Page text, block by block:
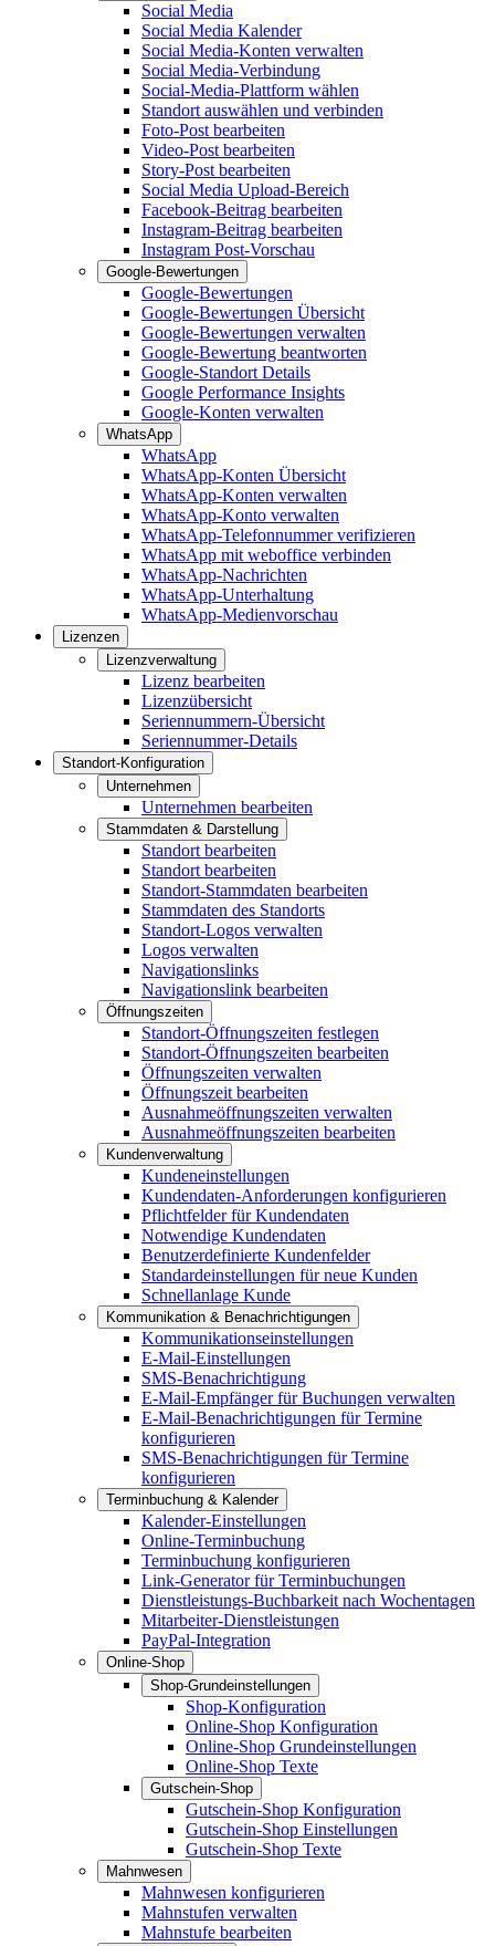
Social Media
Social Media Kalender
Social Media-Konten verwalten
Social Media-Verbindung
Social-Media-Plattform wählen
Standort auswählen und verbinden
Foto-Post bearbeiten
Video-Post bearbeiten
Story-Post bearbeiten
Social Media Upload-Bereich
Facebook-Beitrag bearbeiten
Instagram-Beitrag bearbeiten
Instagram Post-Vorschau
Google-Bewertungen
Google-Bewertungen
Google-Bewertungen Übersicht
Google-Bewertungen verwalten
Google-Bewertung beantworten
Google-Standort Details
Google Performance Insights
Google-Konten verwalten
WhatsApp
WhatsApp
WhatsApp-Konten Übersicht
WhatsApp-Konten verwalten
WhatsApp-Konto verwalten
WhatsApp-Telefonnummer verifizieren
WhatsApp mit weboffice verbinden
WhatsApp-Nachrichten
WhatsApp-Unterhaltung
WhatsApp-Medienvorschau
Lizenzen
Lizenzverwaltung
Lizenz bearbeiten
Lizenzübersicht
Seriennummern-Übersicht
Seriennummer-Details
Standort-Konfiguration
Unternehmen
Unternehmen bearbeiten
Stammdaten & Darstellung
Standort bearbeiten
Standort bearbeiten
Standort-Stammdaten bearbeiten
Stammdaten des Standorts
Standort-Logos verwalten
Logos verwalten
Navigationslinks
Navigationslink bearbeiten
Öffnungszeiten
Standort-Öffnungszeiten festlegen
Standort-Öffnungszeiten bearbeiten
Öffnungszeiten verwalten
Öffnungszeit bearbeiten
Ausnahmeöffnungszeiten verwalten
Ausnahmeöffnungszeiten bearbeiten
Kundenverwaltung
Kundeneinstellungen
Kundendaten-Anforderungen konfigurieren
Pflichtfelder für Kundendaten
Notwendige Kundendaten
Benutzerdefinierte Kundenfelder
Standardeinstellungen für neue Kunden
Schnellanlage Kunde
Kommunikation & Benachrichtigungen
Kommunikationseinstellungen
E-Mail-Einstellungen
SMS-Benachrichtigung
E-Mail-Empfänger für Buchungen verwalten
E-Mail-Benachrichtigungen für Termine
konfigurieren
SMS-Benachrichtigungen für Termine
konfigurieren
Terminbuchung & Kalender
Kalender-Einstellungen
Online-Terminbuchung
Terminbuchung konfigurieren
Link-Generator für Terminbuchungen
Dienstleistungs-Buchbarkeit nach Wochentagen
Mitarbeiter-Dienstleistungen
PayPal-Integration
Online-Shop
Shop-Grundeinstellungen
Shop-Konfiguration
Online-Shop Konfiguration
Online-Shop Grundeinstellungen
Online-Shop Texte
Gutschein-Shop
Gutschein-Shop Konfiguration
Gutschein-Shop Einstellungen
Gutschein-Shop Texte
Mahnwesen
Mahnwesen konfigurieren
Mahnstufen verwalten
Mahnstufe bearbeiten